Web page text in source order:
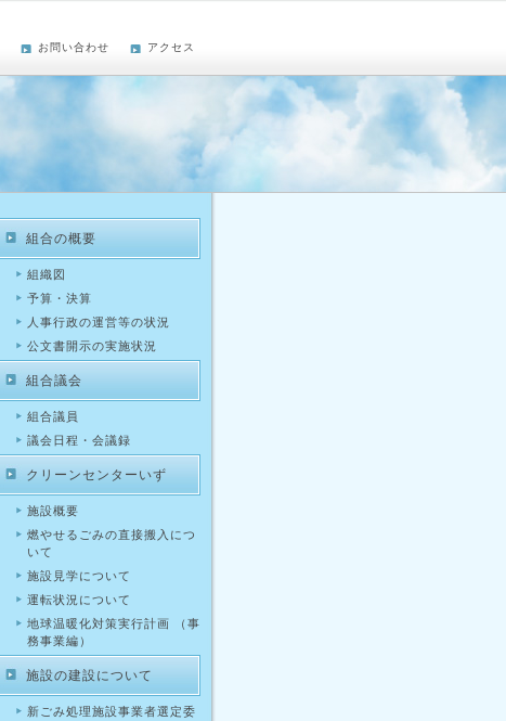
お問い合わせ アクセス
組合の概要
組織図
予算・決算
人事行政の運営等の状況
公文書開示の実施状況
組合議会
組合議員
議会日程・会議録
クリーンセンターいず
施設概要
燃やせるごみの直接搬入につ
いて
施設見学について
運転状況について
地球温暖化対策実行計画 （事
務事業編）
施設の建設について
新ごみ処理施設事業者選定委